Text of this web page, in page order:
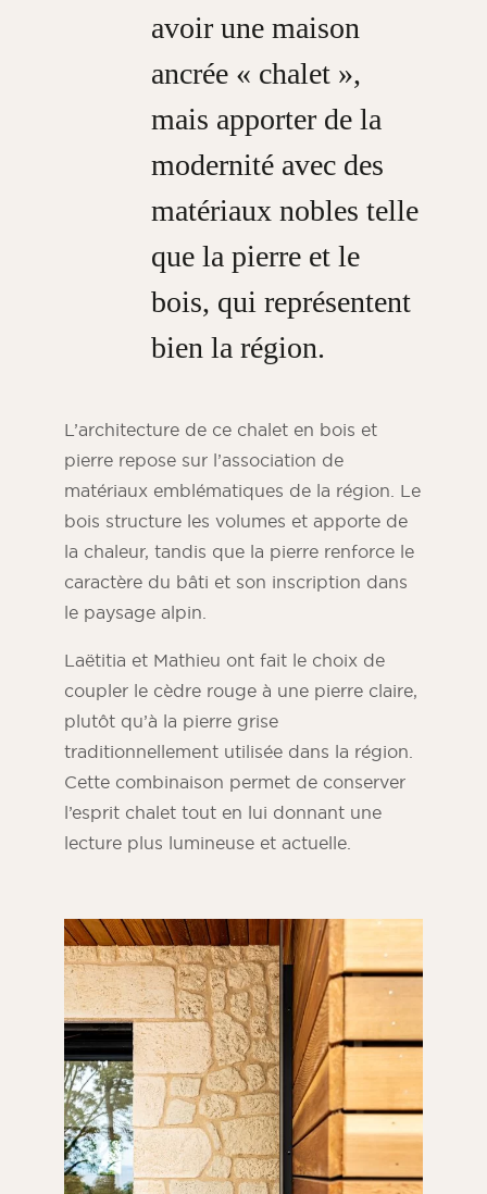
avoir une maison
ancrée « chalet »,
mais apporter de la
modernité avec des
matériaux nobles telle
que la pierre et le
bois, qui représentent
bien la région.
L’architecture de ce chalet en bois et
pierre repose sur l’association de
matériaux emblématiques de la région. Le
bois structure les volumes et apporte de
la chaleur, tandis que la pierre renforce le
caractère du bâti et son inscription dans
le paysage alpin.
Laëtitia et Mathieu ont fait le choix de
coupler le cèdre rouge à une pierre claire,
plutôt qu’à la pierre grise
traditionnellement utilisée dans la région.
Cette combinaison permet de conserver
l’esprit chalet tout en lui donnant une
lecture plus lumineuse et actuelle.